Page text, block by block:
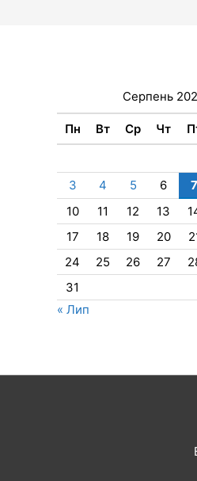
Серпень
Пн Вт Ср Чт
3
4 5 6 7
10
11 12 13
17
18 19 20
24
25 26 27
31
« Лип